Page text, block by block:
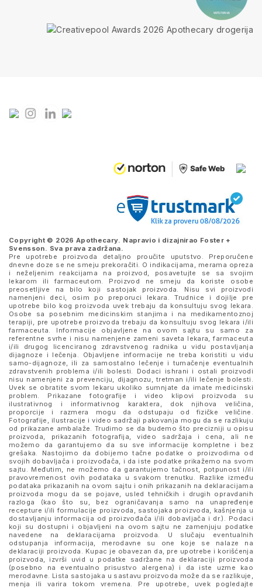
Copyright © 2026 Apothecary. Napravio i dizajnirao Foster +
Svensson . Sva prava zadržana.
Pre upotrebe proizvoda detaljno proučite uputstvo. Preporučene
dnevne doze se ne smeju prekoračiti. O indikacijama, merama opreza
i neželjenim reakcijama na proizvod, posavetujte se sa svojim
lekarom ili farmaceutom. Proizvod ne smeju da koriste osobe
preosetljive na bilo koji sastojak proizvoda. Nisu svi proizvodi
namenjeni deci, osim po preporuci lekara. Trudnice i dojilje pre
upotrebe bilo kog proizvoda uvek trebaju da konsultuju svog lekara.
Osobe sa posebnim medicinskim stanjima i na medikamentoznoj
terapiji, pre upotrebe proizvoda trebaju da konsultuju svog lekara i/ili
farmaceuta. Informacije objavljene na ovom sajtu su samo za
referentne svrhe i nisu namenjene zameni saveta lekara, farmaceuta
i/ili drugog licenciranog zdravstvenog radnika u vidu postavljanja
dijagnoze i lečenja. Objavljene informacije ne treba koristiti u vidu
samo-dijagnoze, ili za samostalno lečenje i tumačenje eventualnih
zdravstvenih problema i/ili bolesti. Dodaci ishrani i ostali proizvodi
nisu namenjeni za prevenciju, dijagnozu, tretman i/ili lečenje bolesti.
Uvek se obratite svom lekaru ukoliko sumnjate da imate medicinski
problem. Prikazane fotografije i video klipovi proizvoda su
ilustrativnog i informativnog karaktera, dok njihova veličina,
proporcije i razmera mogu da odstupaju od fizičke veličine.
Fotografije, ilustracije i video sadržaji pakovanja mogu da se razlikuju
od prikazane ambalaže. Trudimo se da budemo što precizniji u opisu
proizvoda, prikazanih fotografija, video sadržaja i cena, ali ne
možemo da garantujemo da su sve informacije kompletne i bez
grešaka. Nastojimo da dobijemo tačne podatke o proizvodima od
svojih dobavljača i proizvođača, i da iste podatke prikažemo na svom
sajtu. Međutim, ne možemo da garantujemo tačnost, potpunost i/ili
pravovremenost ovih podataka u svakom trenutku. Razlike između
podataka prikazanih na ovom sajtu i onih prikazanih na deklaracijama
proizvoda mogu da se pojave, usled tehničkih i drugih opravdanih
razloga (kao što su, bez ograničavanja samo na unapređenje
recepture i/ili formulacije proizvoda, sastojaka proizvoda, kašnjenja u
dostavljanju informacija od proizvođača i/ili dobavljača i dr.). Podaci
koji su dostupni i objavljeni na ovom sajtu ne zamenjuju podatke
navedene na deklaracijama proizvoda. U slučaju eventualnih
odstupanja informacija, merodavne su one koje se nalaze na
deklaraciji proizvoda. Kupac je obavezan da, pre upotrebe i korišćenja
proizvoda, izvrši uvid u podatke sadržane na deklaraciji proizvoda
(posebno na eventualno prisustvo alergena) i da iste uzme kao
merodavne. Lista sastojaka u sastavu proizvoda može da se razlikuje,
menja ili varira tokom vremena. Pre upotrebe, uvek pogledajte